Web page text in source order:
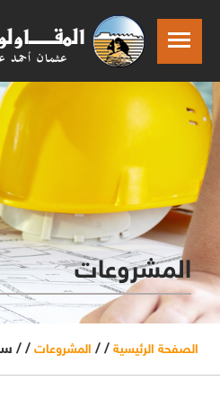
المشروعات
الصفحة الرئيسية / / المشروعات / /